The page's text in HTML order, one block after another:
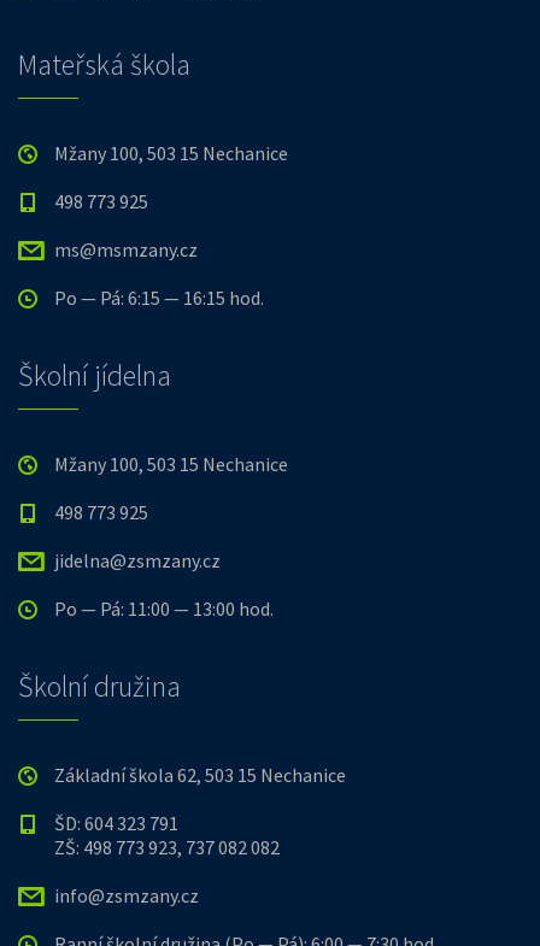
Mateřská škola
Mžany 100, 503 15 Nechanice
498 773 925
ms@msmzany.cz
Po — Pá: 6:15 — 16:15 hod.
Školní jídelna
Mžany 100, 503 15 Nechanice
498 773 925
jidelna@zsmzany.cz
Po — Pá: 11:00 — 13:00 hod.
Školní družina
Základní škola 62, 503 15 Nechanice
ŠD: 604 323 791
ZŠ: 498 773 923, 737 082 082
info@zsmzany.cz